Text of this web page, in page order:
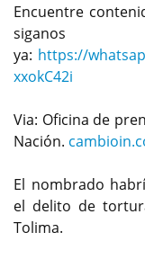
Encuentre
siganos
ya: https://
xxokC42i
Via: Oficina de
Nación.
El nombrado
el delito de
Tolima.